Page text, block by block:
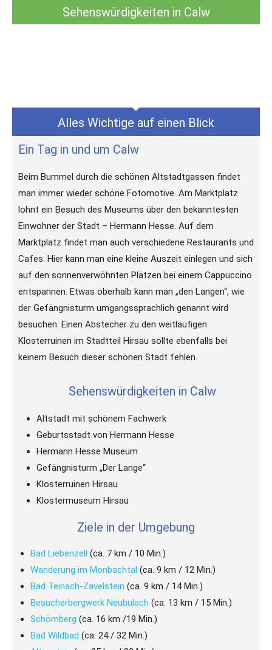
Sehenswürdigkeiten in Calw
Alles Wichtige auf einen Blick
Ein Tag in und um Calw
Beim Bummel durch die schönen Altstadtgassen findet
man immer wieder schöne Fotomotive. Am Marktplatz
lohnt ein Besuch des Museums über den bekanntesten
Einwohner der Stadt – Hermann Hesse. Auf dem
Marktplatz findet man auch verschiedene Restaurants und
Cafes. Hier kann man eine kleine Auszeit einlegen und sich
auf den sonnenverwöhnten Plätzen bei einem Cappuccino
entspannen. Etwas oberhalb kann man „den Langen“, wie
der Gefängnisturm umgangssprachlich genannt wird
besuchen. Einen Abstecher zu den weitläufigen
Klosterruinen im Stadtteil Hirsau sollte ebenfalls bei
keinem Besuch dieser schönen Stadt fehlen.
Sehenswürdigkeiten in Calw
Altstadt mit schönem Fachwerk
Geburtsstadt von Hermann Hesse
Hermann Hesse Museum
Gefängnisturm „Der Lange“
Klosterruinen Hirsau
Klostermuseum Hirsau
Ziele in der Umgebung
Bad Liebenzell (ca. 7 km / 10 Min.)
Wanderung im Monbachtal (ca. 9 km / 12 Min.)
Bad Teinach-Zavelstein (ca. 9 km / 14 Min.)
Besucherbergwerk Neubulach (ca. 13 km / 15 Min.)
Schömberg (ca. 16 km /19 Min.)
Bad Wildbad (ca. 24 / 32 Min.)